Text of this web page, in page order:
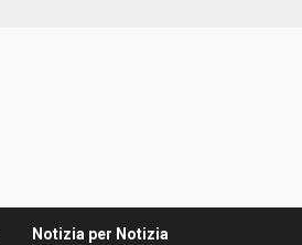
Notizia per Notizia